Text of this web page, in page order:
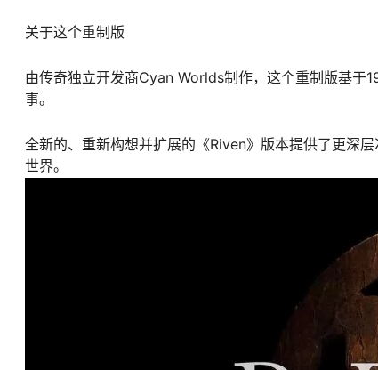
关于这个重制版
由传奇独立开发商Cyan Worlds制作，这个重制版基于
事。
全新的、重新构想并扩展的《Riven》版本提供了更深
世界。